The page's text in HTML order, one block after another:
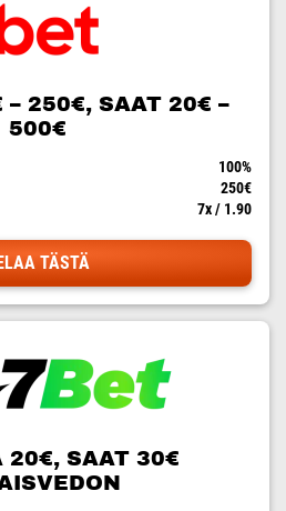
– 250€, SAAT 20€ –
500€
100%
250€
7x / 1.90
TÄSTÄ
20€, SAAT 30€